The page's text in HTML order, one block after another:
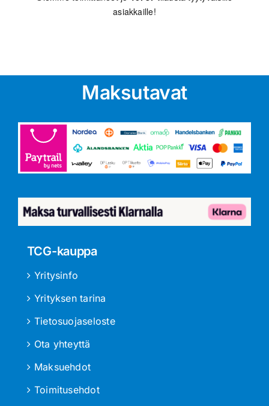
asiakkaille!
Maksutavat
TCG-kauppa
Yritysinfo
Yrityksen tarina
Tietosuojaseloste
Ota yhteyttä
Maksuehdot
Toimitusehdot